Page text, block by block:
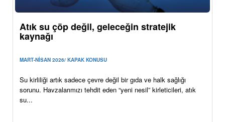
Atık su çöp değil, geleceğin stratejik
kaynağı
MART-NİSAN 2026/ KAPAK KONUSU
Su kirliliği artık sadece çevre değil bir gıda ve halk sağlığı
sorunu. Havzalarımızı tehdit eden “yeni nesil” kirleticileri, atık
su...